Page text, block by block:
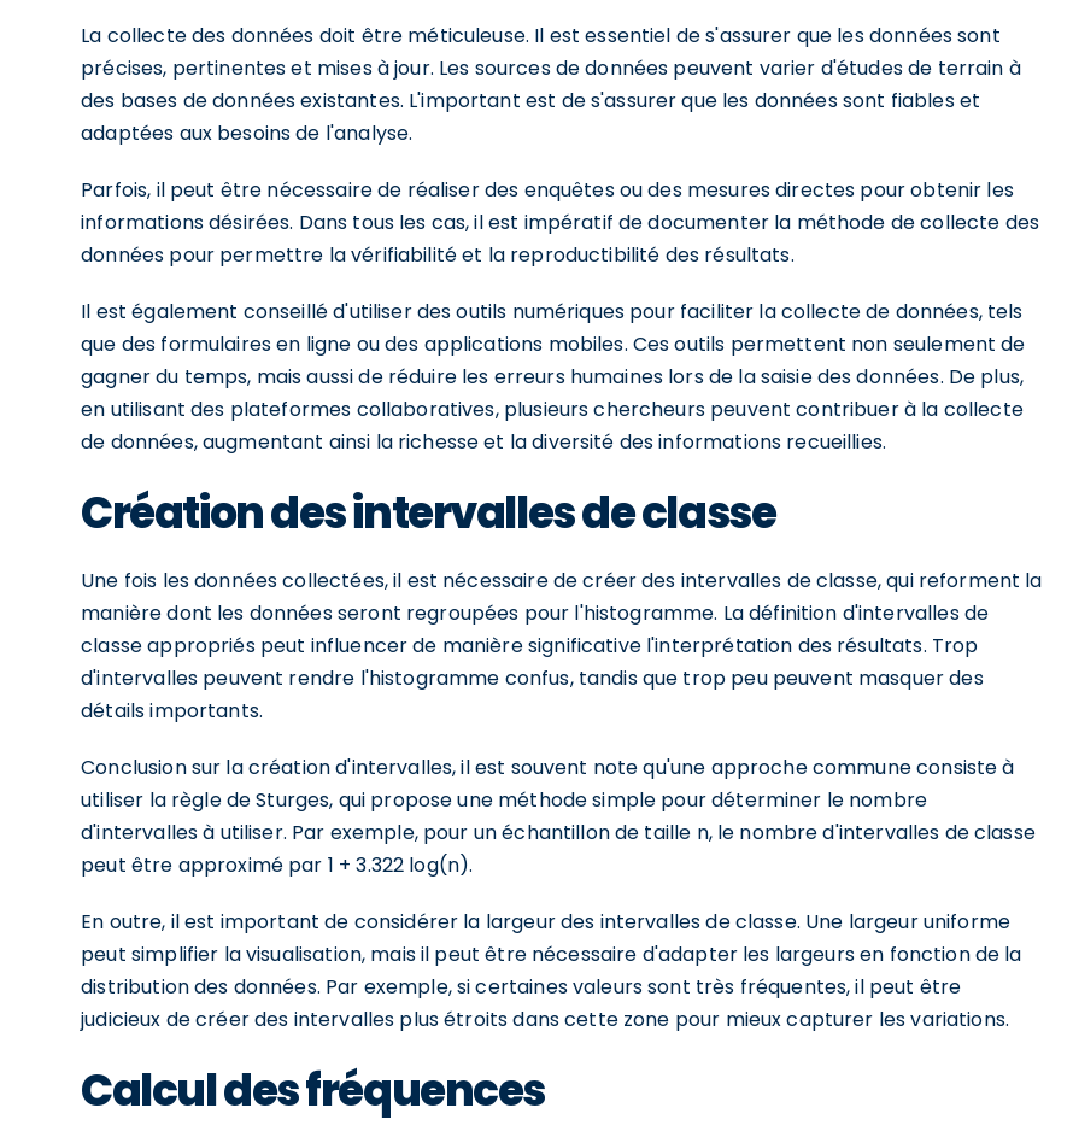
La collecte des données doit être méticuleuse. Il est essentiel de s'assurer que les données sont
précises, pertinentes et mises à jour. Les sources de données peuvent varier d'études de terrain à
des bases de données existantes. L'important est de s'assurer que les données sont fiables et
adaptées aux besoins de l'analyse.
Parfois, il peut être nécessaire de réaliser des enquêtes ou des mesures directes pour obtenir les
informations désirées. Dans tous les cas, il est impératif de documenter la méthode de collecte des
données pour permettre la vérifiabilité et la reproductibilité des résultats.
Il est également conseillé d'utiliser des outils numériques pour faciliter la collecte de données, tels
que des formulaires en ligne ou des applications mobiles. Ces outils permettent non seulement de
gagner du temps, mais aussi de réduire les erreurs humaines lors de la saisie des données. De plus,
en utilisant des plateformes collaboratives, plusieurs chercheurs peuvent contribuer à la collecte
de données, augmentant ainsi la richesse et la diversité des informations recueillies.
Création des intervalles de classe
Une fois les données collectées, il est nécessaire de créer des intervalles de classe, qui reforment la
manière dont les données seront regroupées pour l'histogramme. La définition d'intervalles de
classe appropriés peut influencer de manière significative l'interprétation des résultats. Trop
d'intervalles peuvent rendre l'histogramme confus, tandis que trop peu peuvent masquer des
détails importants.
Conclusion sur la création d'intervalles, il est souvent note qu'une approche commune consiste à
utiliser la règle de Sturges, qui propose une méthode simple pour déterminer le nombre
d'intervalles à utiliser. Par exemple, pour un échantillon de taille n, le nombre d'intervalles de classe
peut être approximé par 1 + 3.322 log(n).
En outre, il est important de considérer la largeur des intervalles de classe. Une largeur uniforme
peut simplifier la visualisation, mais il peut être nécessaire d'adapter les largeurs en fonction de la
distribution des données. Par exemple, si certaines valeurs sont très fréquentes, il peut être
judicieux de créer des intervalles plus étroits dans cette zone pour mieux capturer les variations.
Calcul des fréquences